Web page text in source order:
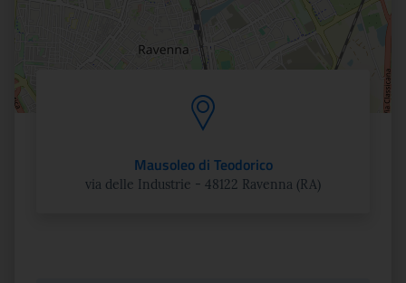
Mausoleo di Teodorico
via delle Industrie - 48122 Ravenna (RA)